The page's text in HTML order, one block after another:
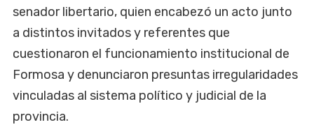
senador libertario, quien encabezó un acto junto
a distintos invitados y referentes que
cuestionaron el funcionamiento institucional de
Formosa y denunciaron presuntas irregularidades
vinculadas al sistema político y judicial de la
provincia.